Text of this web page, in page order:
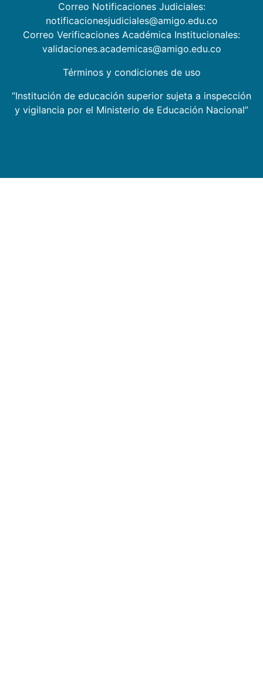
Correo Notificaciones Judiciales:
notificacionesjudiciales@amigo.edu.co
Correo Verificaciones Académica Institucionales:
validaciones.academicas@amigo.edu.co
Términos y condiciones de uso
“Institución de educación superior sujeta a inspección
y vigilancia por el Ministerio de Educación Nacional”